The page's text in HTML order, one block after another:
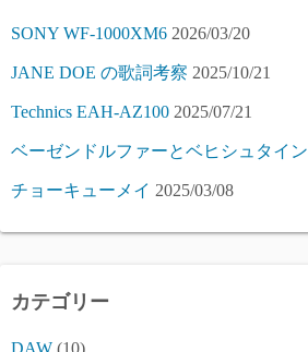
SONY WF-1000XM6 2026/03/20
JANE DOE の歌詞考察 2025/10/21
Technics EAH-AZ100 2025/07/21
ベーゼンドルファーとベヒシュタイン
チョーキューメイ 2025/03/08
カテゴリー